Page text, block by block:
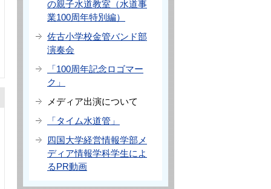
の親子水道教室（水道事
業100周年特別編）
佐古小学校金管バンド部
演奏会
「100周年記念ロゴマー
ク」
メディア出演について
「タイム水道管」
四国大学経営情報学部メ
ディア情報学科学生によ
るPR動画